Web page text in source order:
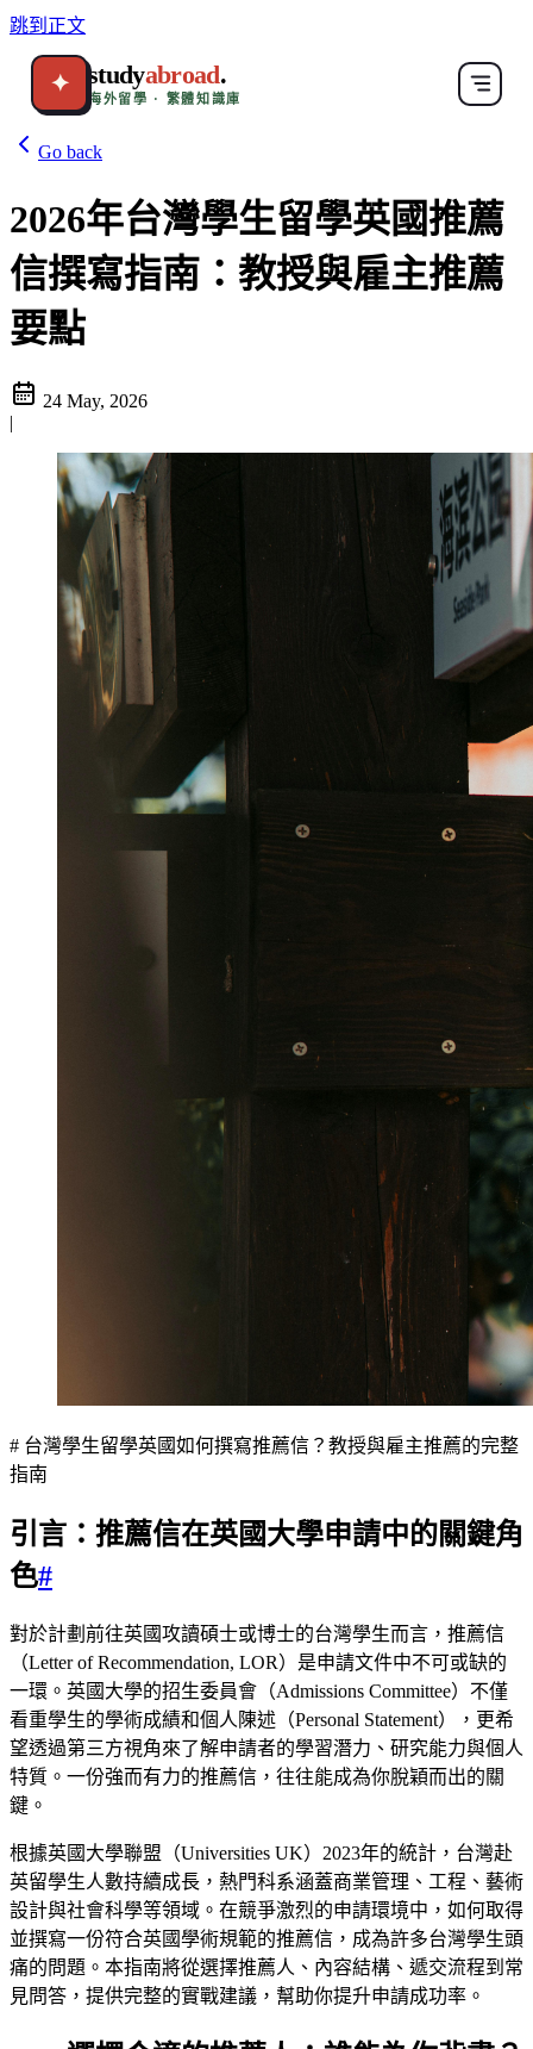
跳到正文
✦ studyabroad.
海外留學 · 繁體知識庫
Go back
2026年台灣學生留學英國推薦
信撰寫指南：教授與雇主推薦
要點
24 May, 2026
|
# 台灣學生留學英國如何撰寫推薦信？教授與雇主推薦的完整
指南
引言：推薦信在英國大學申請中的關鍵角
色#
對於計劃前往英國攻讀碩士或博士的台灣學生而言，推薦信
（Letter of Recommendation, LOR）是申請文件中不可或缺的
一環。英國大學的招生委員會（Admissions Committee）不僅
看重學生的學術成績和個人陳述（Personal Statement），更希
望透過第三方視角來了解申請者的學習潛力、研究能力與個人
特質。一份強而有力的推薦信，往往能成為你脫穎而出的關
鍵。
根據英國大學聯盟（Universities UK）2023年的統計，台灣赴
英留學生人數持續成長，熱門科系涵蓋商業管理、工程、藝術
設計與社會科學等領域。在競爭激烈的申請環境中，如何取得
並撰寫一份符合英國學術規範的推薦信，成為許多台灣學生頭
痛的問題。本指南將從選擇推薦人、內容結構、遞交流程到常
見問答，提供完整的實戰建議，幫助你提升申請成功率。